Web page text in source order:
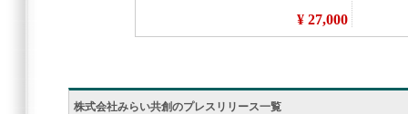
株式会社みらい共創のプレスリリース一覧